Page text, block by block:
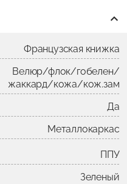
Французская книжка
Велюр/флок/гобелен/
жаккард/кожа/кож.зам
Да
Металлокаркас
ППУ
Зеленый